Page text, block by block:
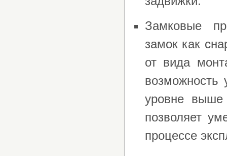
Замковые
замок как
от вида
возможность
уровне выше
позволяет
процессе